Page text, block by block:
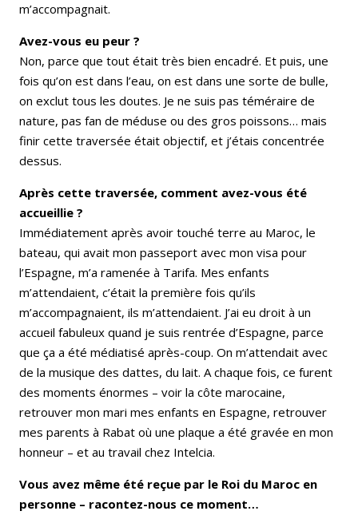
m’accompagnait.
Avez-vous eu peur ?
Non, parce que tout était très bien encadré. Et puis, une
fois qu’on est dans l’eau, on est dans une sorte de bulle,
on exclut tous les doutes. Je ne suis pas téméraire de
nature, pas fan de méduse ou des gros poissons… mais
finir cette traversée était objectif, et j’étais concentrée
dessus.
Après cette traversée, comment avez-vous été
accueillie ?
Immédiatement après avoir touché terre au Maroc, le
bateau, qui avait mon passeport avec mon visa pour
l’Espagne, m’a ramenée à Tarifa. Mes enfants
m’attendaient, c’était la première fois qu’ils
m’accompagnaient, ils m’attendaient. J’ai eu droit à un
accueil fabuleux quand je suis rentrée d’Espagne, parce
que ça a été médiatisé après-coup. On m’attendait avec
de la musique des dattes, du lait. A chaque fois, ce furent
des moments énormes – voir la côte marocaine,
retrouver mon mari mes enfants en Espagne, retrouver
mes parents à Rabat où une plaque a été gravée en mon
honneur – et au travail chez Intelcia.
Vous avez même été reçue par le Roi du Maroc en
personne – racontez-nous ce moment…